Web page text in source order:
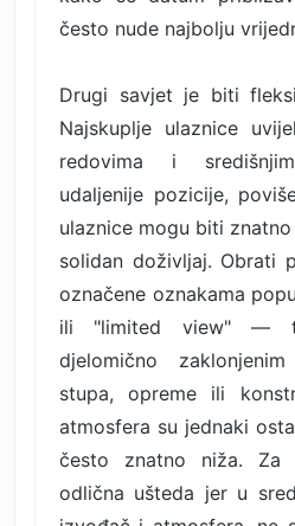
često nude najbolju
Drugi savjet je biti
Najskuplje ulaznice
redovima i
udaljenije pozicije,
ulaznice mogu biti
solidan doživljaj. Obrati
označene oznakama
ili "limited view" —
djelomično
stupa, opreme ili
atmosfera su jednaki
često znatno niža.
odlična ušteda jer u